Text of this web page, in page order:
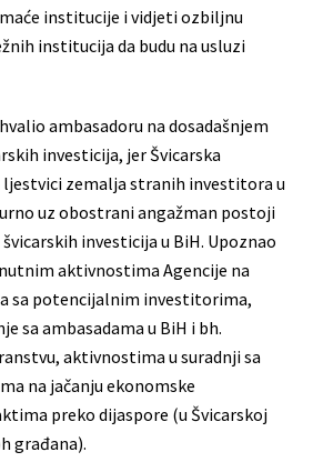
institucije i vidjeti ozbiljnu
institucija da budu na usluzi
ambasadoru na dosadašnjem
investicija, jer Švicarska
ljestvici zemalja stranih investitora u
uz obostrani angažman postoji
investicija u BiH. Upoznao
aktivnostima Agencije na
sa potencijalnim investitorima,
sa ambasadama u BiH i bh.
aktivnostima u suradnji sa
na jačanju ekonomske
preko dijaspore (u Švicarskoj
građana).